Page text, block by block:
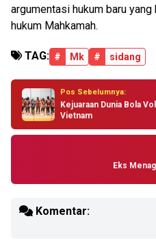
argumentasi hukum baru
hukum Mahkamah.
TAG: # Mk # sidang
Pos Sebelumnya:
Kejuaraan Dunia Bola
Vietnam
Eks
Komentar: